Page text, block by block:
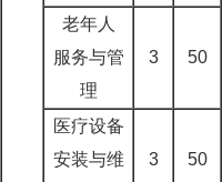
老年人
服务与管
理
3 50
医疗设备
安装与维
3 50